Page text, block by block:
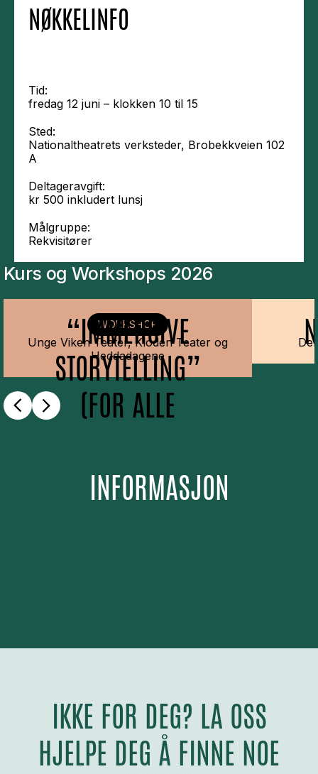
NØKKELINFO
Tid:
fredag 12 juni – klokken 10 til 15
Sted:
Nationaltheatrets verksteder, Brobekkveien 102
A
Deltageravgift:
kr 500 inkludert lunsj
Målgruppe:
Rekvisitører
Kurs og Workshops 2026
WORKSHOP
“IMMERSIVE
STORYTELLING”
(FOR ALLE
Unge Viken Teater, Kloden Teater og
Heddadagene
INFORMASJON
IKKE FOR DEG? LA OSS
HJELPE DEG Å FINNE NOE